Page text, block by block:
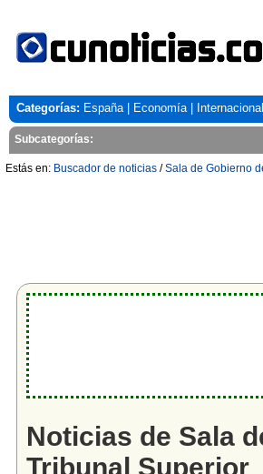
Categorías: España| Economía| Internacional
Subcategorías:
Estás en: Buscador de noticias /Sala de Gobierno
Noticias de Sala
Tribunal Superior